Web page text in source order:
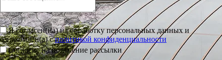
Я согласен(на) на обработку персональных данных и
ознакомлен(а) сполитикой конфиденциальности
Согласие на получение рассылки